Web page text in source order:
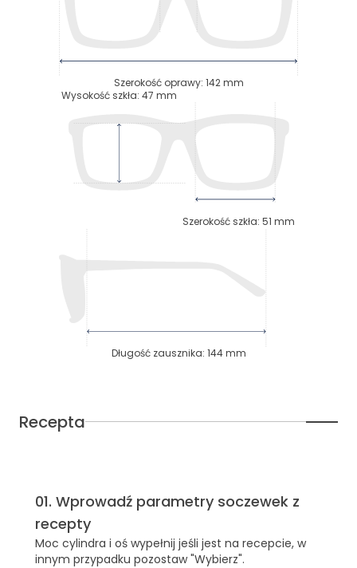
Szerokość oprawy: 142mm
Wysokość szkła: 47 mm
Szerokość szkła: 51 mm
Długość zausznika: 144mm
Recepta
01. Wprowadź parametry soczewek z
recepty
Moc cylindra i oś wypełnij jeśli jest na recepcie, w
innym przypadku pozostaw "Wybierz".